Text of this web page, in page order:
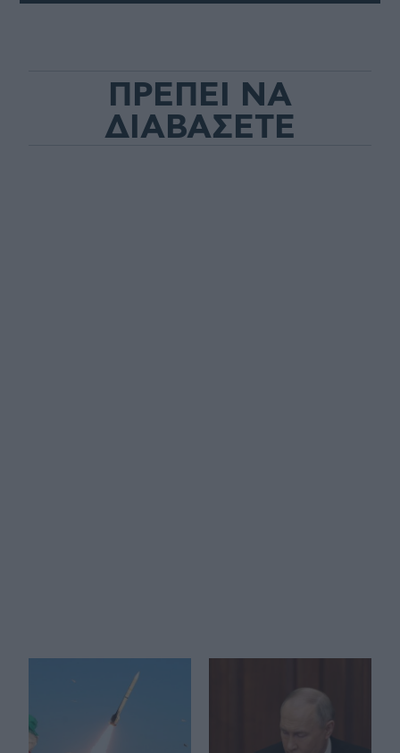
ΠΡΕΠΕΙ ΝΑ
ΔΙΑΒΑΣΕΤΕ